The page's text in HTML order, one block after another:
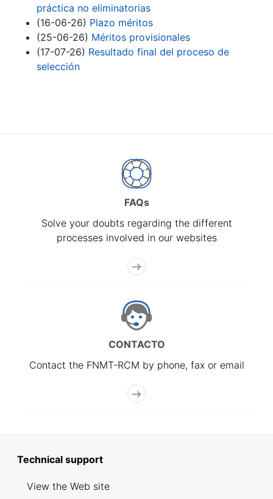
práctica no eliminatorias
(16-06-26) Plazo méritos
(25-06-26) Méritos provisionales
(17-07-26) Resultado final del proceso de
selección
FAQs
Solve your doubts regarding the different
processes involved in our websites
CONTACTO
Contact the FNMT-RCM by phone, fax or email
Technical support
View the Web site